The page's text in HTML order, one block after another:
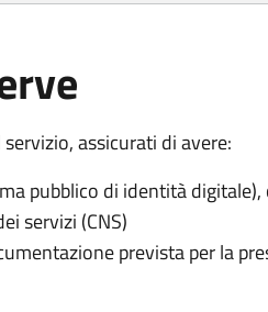
assicurati di avere:
pubblico di identità
servizi (CNS)
prevista per la